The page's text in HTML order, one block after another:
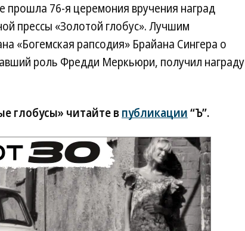
прошла 76-я церемония вручения наград
прессы «Золотой глобус». Лучшим
«Богемская рапсодия» Брайана Сингера о
роль Фредди Меркьюри, получил награду
глобусы» читайте впубликации“Ъ”.